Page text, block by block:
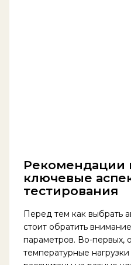
Рекомендации
ключевые
тестирования
Перед тем как выбрать
стоит обратить
параметров. Во-первых,
температурные